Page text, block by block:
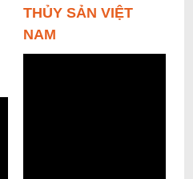
THỦY SẢN VIỆT
NAM